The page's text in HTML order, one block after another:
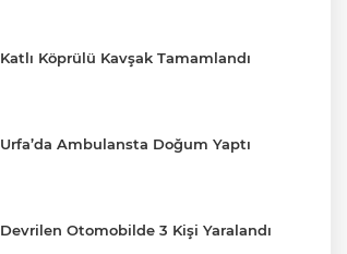
Katlı Köprülü Kavşak Tamamlandı
Urfa’da Ambulansta Doğum Yaptı
Devrilen Otomobilde 3 Kişi Yaralandı